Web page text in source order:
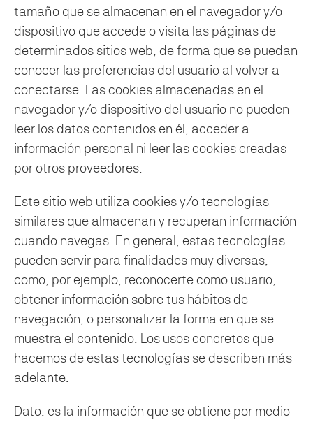
tamaño que se almacenan en el navegador y/o
dispositivo que accede o visita las páginas de
determinados sitios web, de forma que se puedan
conocer las preferencias del usuario al volver a
conectarse. Las cookies almacenadas en el
navegador y/o dispositivo del usuario no pueden
leer los datos contenidos en él, acceder a
información personal ni leer las cookies creadas
por otros proveedores.
Este sitio web utiliza cookies y/o tecnologías
similares que almacenan y recuperan información
cuando navegas. En general, estas tecnologías
pueden servir para finalidades muy diversas,
como, por ejemplo, reconocerte como usuario,
obtener información sobre tus hábitos de
navegación, o personalizar la forma en que se
muestra el contenido. Los usos concretos que
hacemos de estas tecnologías se describen más
adelante.
Dato: es la información que se obtiene por medio